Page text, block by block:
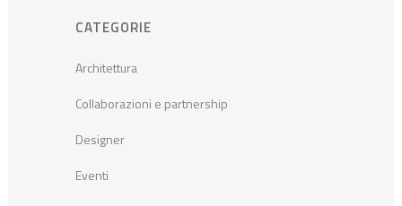
CATEGORIE
Architettura
Collaborazioni e partnership
Designer
Eventi